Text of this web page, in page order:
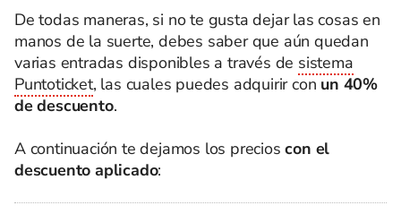
De todas maneras, si no te gusta dejar las cosas en
manos de la suerte, debes saber que aún quedan
varias entradas disponibles a través de sistema
Puntoticket, las cuales puedes adquirir con un 40%
de descuento.
A continuación te dejamos los precioscon el
descuento aplicado: